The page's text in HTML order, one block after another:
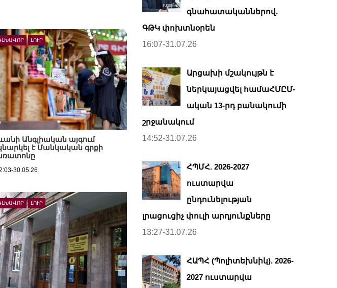
ԼՈՒՐ
Անգլիական այգում
է Մանկական գրքի
30.05.26
ԼՈՒՐ
գնահատականներով.
ԳԹԿ փոխտնօրեն
16:07-31.07.26
Արցախի մշակույթն է
ներկայացվել համաՀՄԸՄ-
ական 13-րդ բանակումի
շրջանակում
14:52-31.07.26
ՀՊՄՀ. 2026-2027
ուստարվա
ընդունելության
լրացուցիչ փուլի արդյունքները
13:27-31.07.26
ՀԱՊՀ (Պոլիտեխնիկ). 2026-
2027 ուստարվա